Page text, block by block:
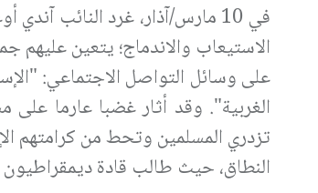
في 10 مارس/آذار، غرد النائب
الاستيعاب والاندماج؛ يتعين
على وسائل التواصل الاجتماعي:
تزدري المسلمين وتحط من كرامتهم
النطاق، حيث طالب قادة